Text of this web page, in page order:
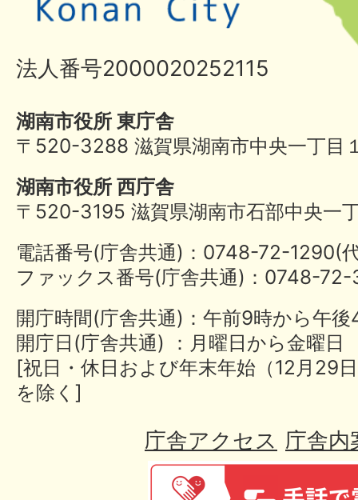
法人番号2000020252115
湖南市役所 東庁舎
〒520-3288 滋賀県湖南市中央一丁目
湖南市役所 西庁舎
〒520-3195 滋賀県湖南市石部中央一
電話番号(庁舎共通)：0748-72-
ファックス番号(庁舎共通)：0748-
開庁時間(庁舎共通)：午前9時から午
開庁日(庁舎共通) ：月曜日から金曜日
[祝日・休日および年末年始（12月29
を除く]
庁舎アクセス 庁舎内